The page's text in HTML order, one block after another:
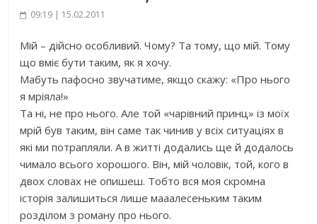
09:19 | 15.02.2011
Мій – дійсно особливий. Чому? Та тому, що мій. Тому
що вміє бути таким, як я хочу.
Мабуть пафосно звучатиме, якщо скажу: «Про нього
я мріяла!»
Та ні, не про нього. Але той «чарівний принц» із моїх
мрій був таким, він саме так чинив у всіх ситуаціях в
які ми потрапляли. А в житті додались ще й додалось
чимало всього хорошого. Він, мій чоловік, той, кого в
двох словах не опишеш. Тобто вся моя скромна
історія залишиться лише мааалесеньким таким
розділом з роману про нього.